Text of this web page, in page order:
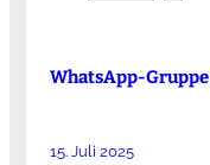
WhatsApp-Gruppe
15. Juli 2025